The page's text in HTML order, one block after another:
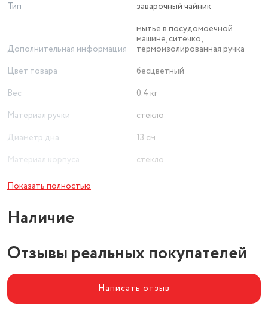
Тип заварочный чайник
Дополнительная информация
мытье в посудомоечной
машине, ситечко,
термоизолированная ручка
Цвет товара
бесцветный
Вес
0.4 кг
Материал ручки
стекло
Диаметр дна
13 см
Материал корпуса
стекло
Вид ручки
Показать полностью
Наличие
Отзывы реальных покупателей
Написать отзыв